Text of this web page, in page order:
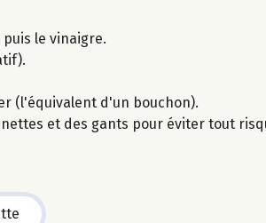
le vinaigre.
(l'équivalent d'un bouchon).
et des gants pour éviter tout